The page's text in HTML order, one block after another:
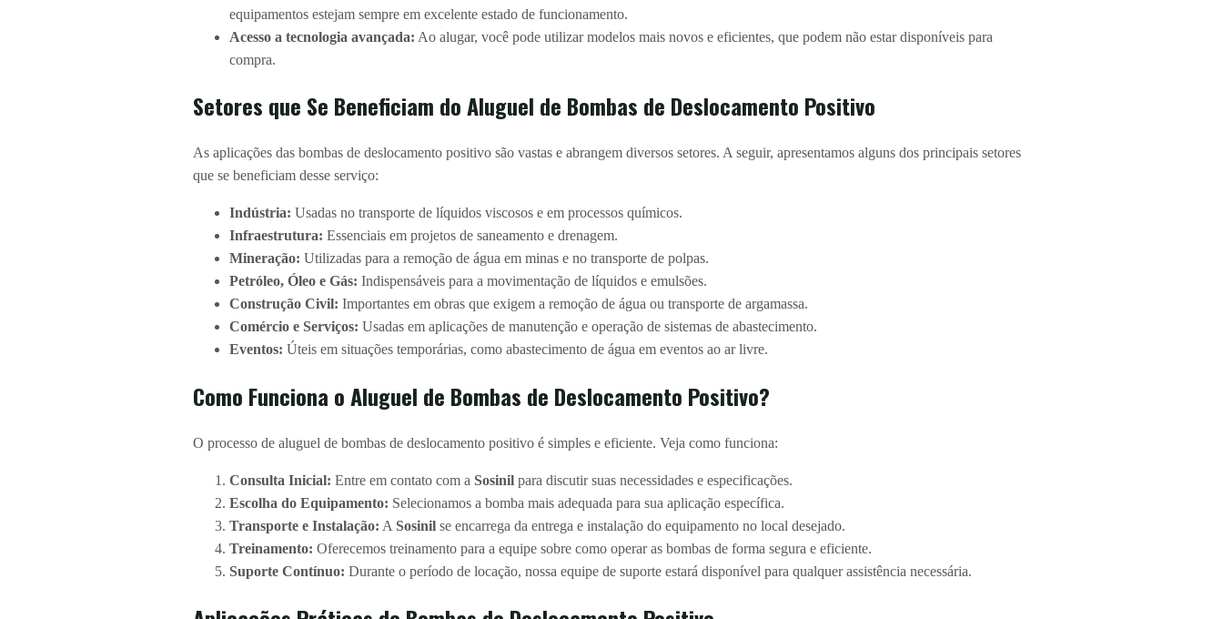
equipamentos estejam sempre em excelente estado de funcionamento.
Acesso a tecnologia avançada: Ao alugar, você pode utilizar modelos mais novos e eficientes, que podem não estar disponíveis para
compra.
Setores que Se Beneficiam do Aluguel de Bombas de Deslocamento Positivo
As aplicações das bombas de deslocamento positivo são vastas e abrangem diversos setores. A seguir, apresentamos alguns dos principais setores
que se beneficiam desse serviço:
Indústria: Usadas no transporte de líquidos viscosos e em processos químicos.
Infraestrutura: Essenciais em projetos de saneamento e drenagem.
Mineração: Utilizadas para a remoção de água em minas e no transporte de polpas.
Petróleo, Óleo e Gás: Indispensáveis para a movimentação de líquidos e emulsões.
Construção Civil: Importantes em obras que exigem a remoção de água ou transporte de argamassa.
Comércio e Serviços: Usadas em aplicações de manutenção e operação de sistemas de abastecimento.
Eventos: Úteis em situações temporárias, como abastecimento de água em eventos ao ar livre.
Como Funciona o Aluguel de Bombas de Deslocamento Positivo?
O processo de aluguel de bombas de deslocamento positivo é simples e eficiente. Veja como funciona:
Consulta Inicial: Entre em contato com a Sosinil para discutir suas necessidades e especificações.
Escolha do Equipamento: Selecionamos a bomba mais adequada para sua aplicação específica.
Transporte e Instalação: A Sosinil se encarrega da entrega e instalação do equipamento no local desejado.
Treinamento: Oferecemos treinamento para a equipe sobre como operar as bombas de forma segura e eficiente.
Suporte Contínuo: Durante o período de locação, nossa equipe de suporte estará disponível para qualquer assistência necessária.